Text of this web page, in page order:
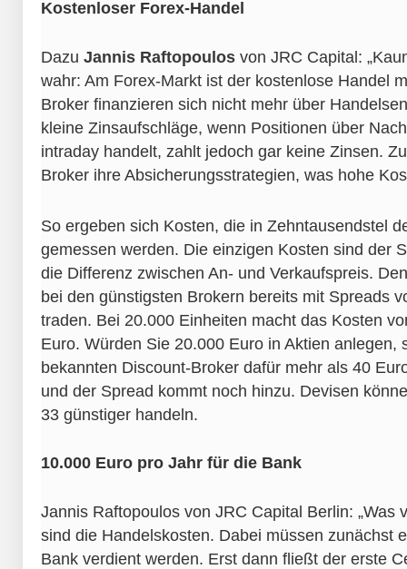
Kostenloser Forex-Handel
Dazu Jannis Raftopoulos von JRC Capital:
wahr: Am Forex-Markt ist der kostenlose Handel
Broker finanzieren sich nicht mehr über
kleine Zinsaufschläge, wenn Positionen über
intraday handelt, zahlt jedoch gar keine Zinsen.
Broker ihre Absicherungsstrategien, was hohe
So ergeben sich Kosten, die in Zehntausendstel
gemessen werden. Die einzigen Kosten sind der
die Differenz zwischen An- und Verkaufspreis.
bei den günstigsten Brokern bereits mit Spreads
traden. Bei 20.000 Einheiten macht das Kosten
Euro. Würden Sie 20.000 Euro in Aktien anlegen,
bekannten Discount-Broker dafür mehr als 40
und der Spread kommt noch hinzu. Devisen
33 günstiger handeln.
10.000 Euro pro Jahr für die Bank
Jannis Raftopoulos von JRC Capital Berlin: „Was
sind die Handelskosten. Dabei müssen zunächst
Bank verdient werden. Erst dann fließt der erste